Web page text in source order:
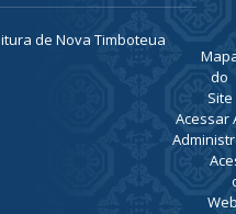
de Nova Timboteua
do
Site
Acessar